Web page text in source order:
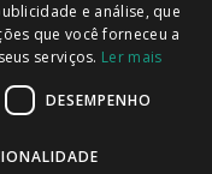
reservados | IVA
ITALIAN
SPANISH
PORTUGUESE
e análise, que
que você forneceu a
serviços. Ler mais
DESEMPENHO